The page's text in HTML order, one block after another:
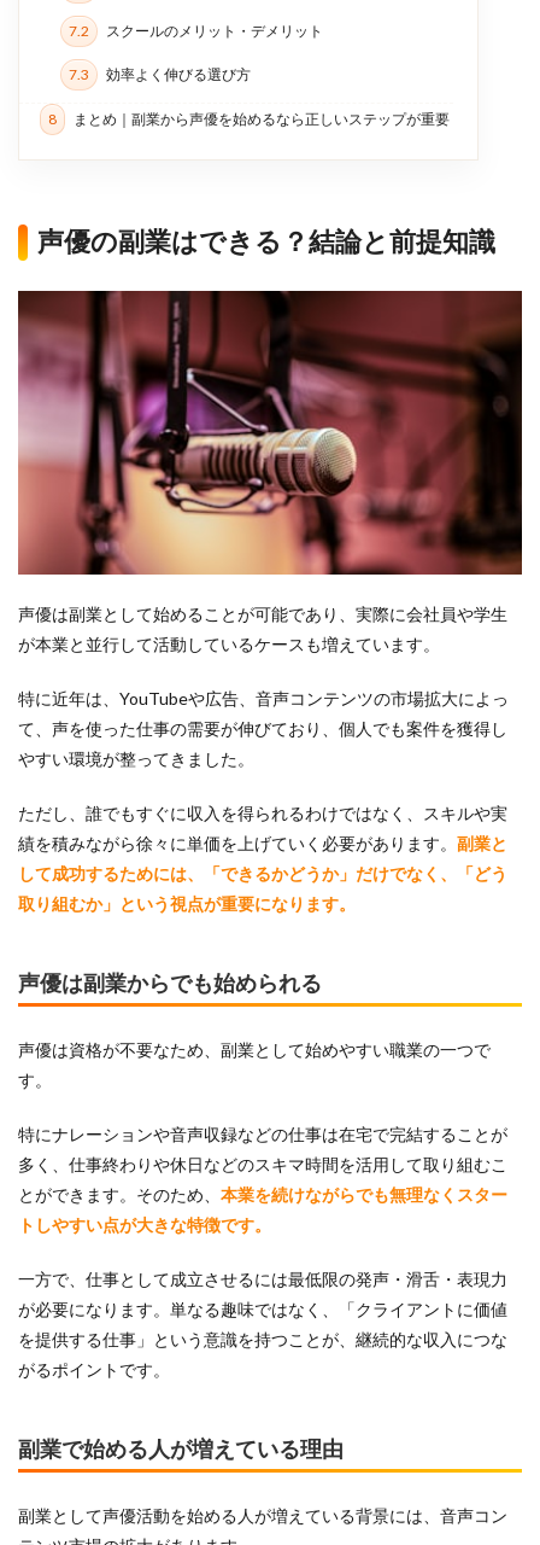
7.2 スクールのメリット・デメリット
7.3 効率よく伸びる選び方
8 まとめ｜副業から声優を始めるなら正しいステップが重要
声優の副業はできる？結論と前提知識
声優は副業として始めることが可能であり、実際に会社員や学生
が本業と並行して活動しているケースも増えています。
特に近年は、YouTubeや広告、音声コンテンツの市場拡大によっ
て、声を使った仕事の需要が伸びており、個人でも案件を獲得し
やすい環境が整ってきました。
ただし、誰でもすぐに収入を得られるわけではなく、スキルや実
績を積みながら徐々に単価を上げていく必要があります。 副業と
して成功するためには、「できるかどうか」だけでなく、「どう
取り組むか」という視点が重要になります。
声優は副業からでも始められる
声優は資格が不要なため、副業として始めやすい職業の一つで
す。
特にナレーションや音声収録などの仕事は在宅で完結することが
多く、仕事終わりや休日などのスキマ時間を活用して取り組むこ
とができます。そのため、 本業を続けながらでも無理なくスター
トしやすい点が大きな特徴です。
一方で、仕事として成立させるには最低限の発声・滑舌・表現力
が必要になります。単なる趣味ではなく、「クライアントに価値
を提供する仕事」という意識を持つことが、継続的な収入につな
がるポイントです。
副業で始める人が増えている理由
副業として声優活動を始める人が増えている背景には、音声コン